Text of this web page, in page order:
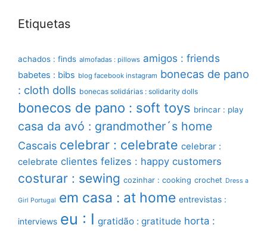
Etiquetas
achados : finds almofadas : pillows amigos : friends
babetes : bibs blog facebook instagram bonecas de pano
: cloth dolls bonecas solidárias : solidarity dolls
bonecos de pano : soft toys brincar : play
casa da avó : grandmother´s home
Cascais celebrar : celebrate celebrar :
celebrate clientes felizes : happy customers
costurar : sewing cozinhar : cooking crochet Dress a
Girl Portugal em casa : at home entrevistas :
interviews eu : I gratidão : gratitude horta :